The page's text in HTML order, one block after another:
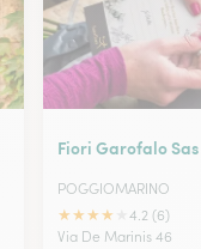
Fiori Garofalo Sas
POGGIOMARINO
★★★★
4.2 (6)
Via De Marinis 46